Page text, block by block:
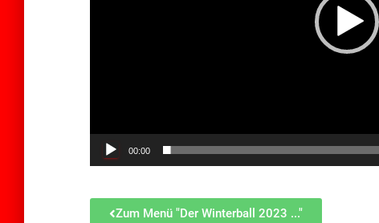
00:00
Zum Menü "Der Winterball 2023 ..."